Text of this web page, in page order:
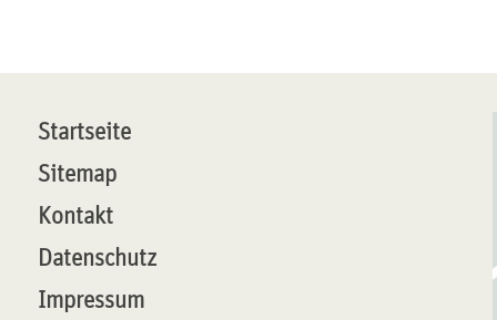
Startseite
Sitemap
Kontakt
Datenschutz
Impressum